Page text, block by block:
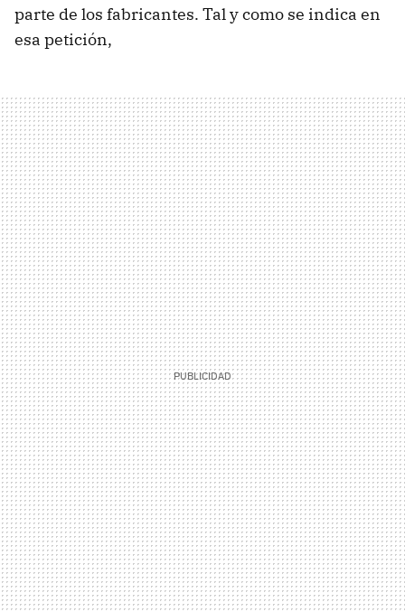
parte de los fabricantes. Tal y como se indica en
esa petición,